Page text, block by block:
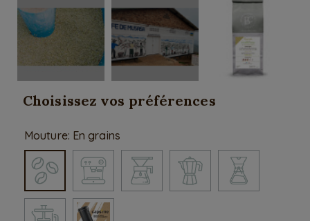
Choisissez vos préférences
Mouture En grains